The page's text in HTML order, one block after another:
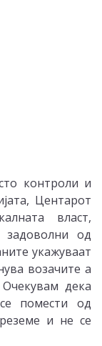
контроли и
Центарот
власт,
од
укажуваат
возачите а
дека
помести од
и не се